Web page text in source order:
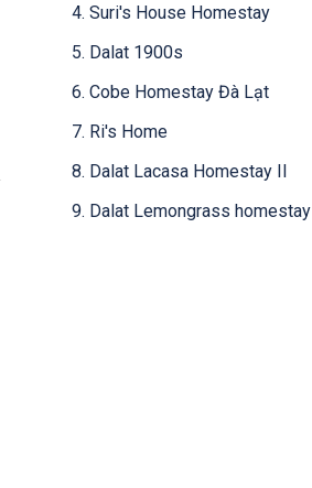
4. Suri's House Homestay
5. Dalat 1900s
6. Cobe Homestay Đà Lạt
7. Ri's Home
8. Dalat Lacasa Homestay II
9. Dalat Lemongrass homestay